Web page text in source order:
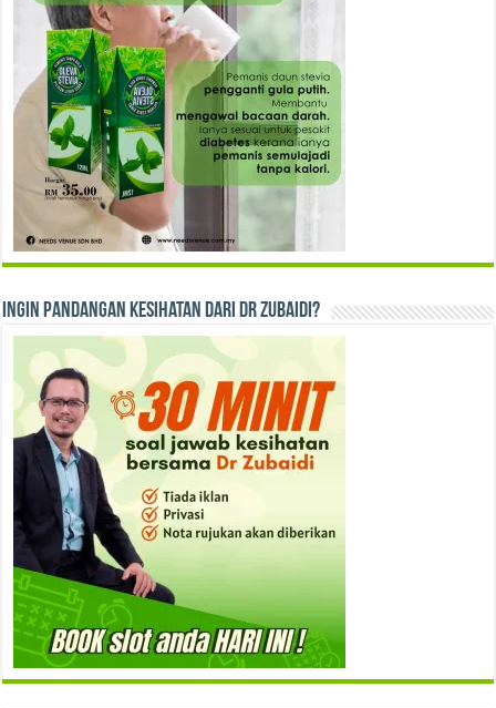
Ingin Pandangan Kesihatan dari Dr Zubaidi?